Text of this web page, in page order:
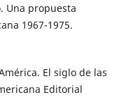
Una propuesta
1967-1975.
El siglo de las
Editorial